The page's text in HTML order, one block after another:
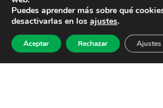
Puedes aprender más sobre qué
desactivarlas en los ajustes.
Aceptar Rechazar Ajustes